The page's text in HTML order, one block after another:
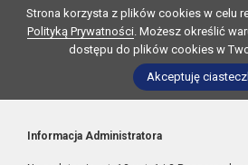
Strona korzysta z plików cookies w celu
Polityką Prywatności. Możesz określić
dostępu do plików cookies w
Akceptuję
Informacja Administratora